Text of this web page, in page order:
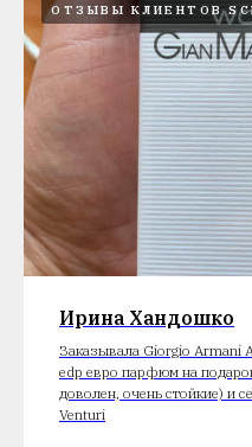
ОТЗЫВЫ КЛИЕНТОВ
Ирина Хандошко
Заказывала Giorgio Armani
edp евро парфюм на
доволен, очень стойкие) и
Venturi